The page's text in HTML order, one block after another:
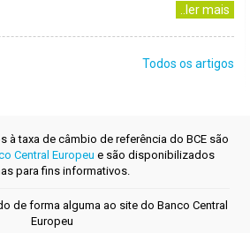
..ler mais
Todos os artigos
à taxa de câmbio de referência do BCE são
Central Europeu e são disponibilizados
para fins informativos.
de forma alguma ao site do Banco Central
Europeu